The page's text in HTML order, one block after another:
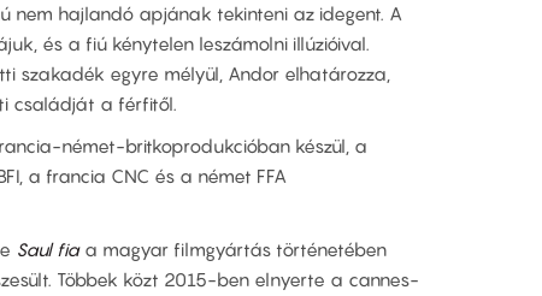
nem hajlandó apjának tekinteni az idegent. A
és a fiú kénytelen leszámolni illúzióival.
szakadék egyre mélyül, Andor elhatározza,
családját a férfitől.
német-britkoprodukcióban készül, a
a francia CNC és a német FFA
Saul fiaa magyar filmgyártás történetében
Többek közt 2015-ben elnyerte a cannes-